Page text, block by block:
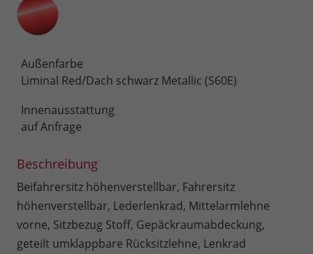
Außenfarbe
Liminal Red/Dach schwarz Metallic (S60E)
Innenausstattung
auf Anfrage
Beschreibung
Beifahrersitz höhenverstellbar, Fahrersitz
höhenverstellbar, Lederlenkrad, Mittelarmlehne
vorne, Sitzbezug Stoff, Gepäckraumabdeckung,
geteilt umklappbare Rücksitzlehne, Lenkrad